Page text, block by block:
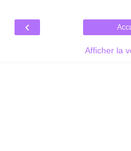
‹
Afficher la